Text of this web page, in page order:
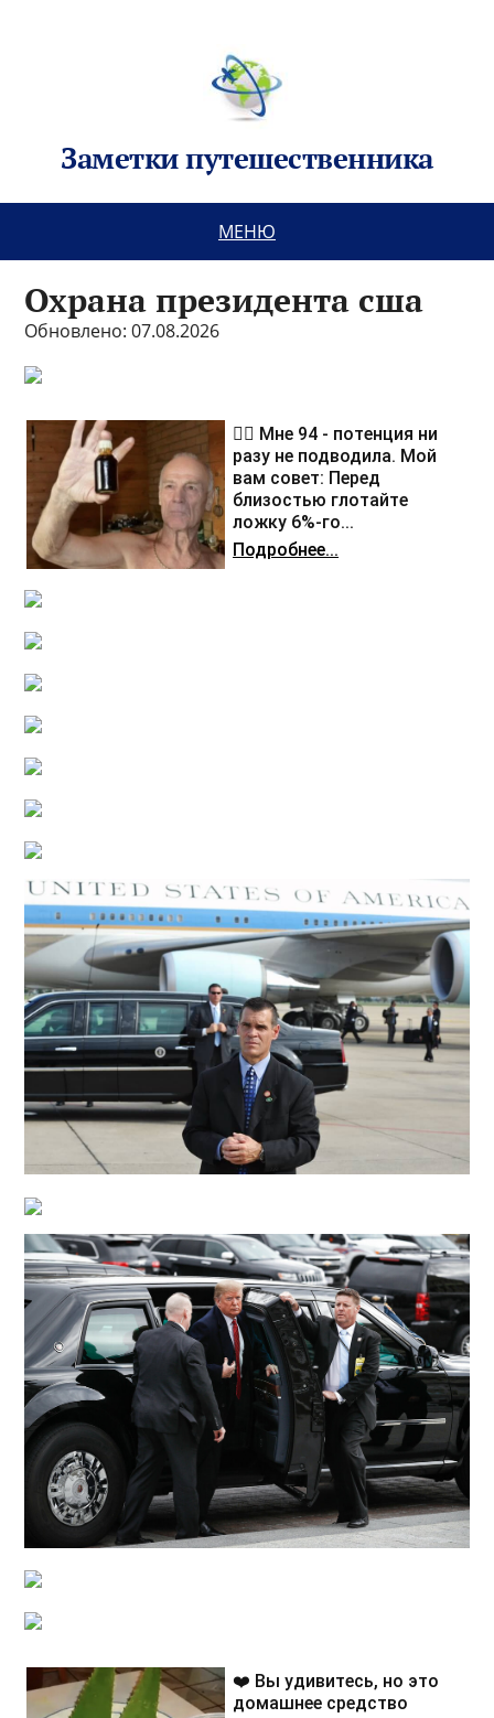
Заметки путешественника
МЕНЮ
Охрана президента сша
Обновлено: 07.08.2026
❤️‍🔥 Мне 94 - потенция ни
разу не подводила. Мой
вам совет: Перед
близостью глотайте
ложку 6%-го...
Подробнее...
❤️ Вы удивитесь, но это
домашнее средство